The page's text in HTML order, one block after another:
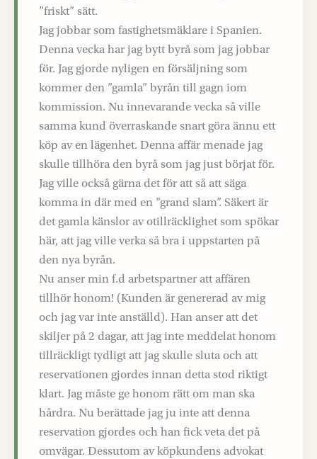
”friskt” sätt.
Jag jobbar som fastighetsmäklare i Spanien.
Denna vecka har jag bytt byrå som jag jobbar
för. Jag gjorde nyligen en försäljning som
kommer den ”gamla” byrån till gagn iom
kommission. Nu innevarande vecka så ville
samma kund överraskande snart göra ännu ett
köp av en lägenhet. Denna affär menade jag
skulle tillhöra den byrå som jag just börjat för.
Jag ville också gärna det för att så att säga
komma in där med en ”grand slam”. Säkert är
det gamla känslor av otillräcklighet som spökar
här, att jag ville verka så bra i uppstarten på
den nya byrån.
Nu anser min f.d arbetspartner att affären
tillhör honom! (Kunden är genererad av mig
och jag var inte anställd). Han anser att det
skiljer på 2 dagar, att jag inte meddelat honom
tillräckligt tydligt att jag skulle sluta och att
reservationen gjordes innan detta stod riktigt
klart. Jag måste ge honom rätt om man ska
hårdra. Nu berättade jag ju inte att denna
reservation gjordes och han fick veta det på
omvägar. Dessutom av köpkundens advokat